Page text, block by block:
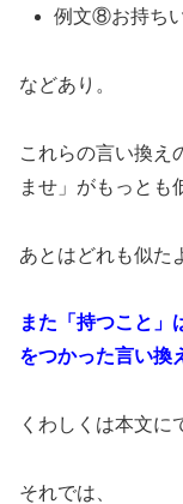
例文⑧お持ち
などあり。
これらの言い換え
ませ」がもっと
あとはどれも似た
また「持つこと」
をつかった言い換
くわしくは本文に
それでは、